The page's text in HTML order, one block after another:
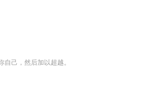
己，然后加以超越。